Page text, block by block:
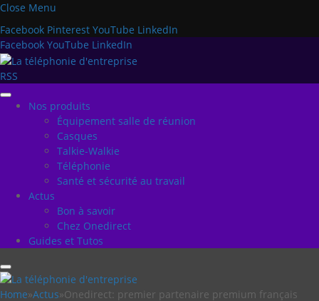
Close Menu
Facebook Pinterest YouTube LinkedIn
Facebook YouTube LinkedIn
RSS
Nos produits
Équipement salle de réunion
Casques
Talkie-Walkie
Téléphonie
Santé et sécurité au travail
Actus
Bon à savoir
Chez Onedirect
Guides et Tutos
Home»Actus»Onedirect: premier partenaire premium français